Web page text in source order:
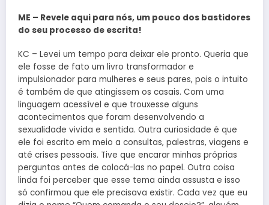
ME – Revele aqui para nós, um pouco dos bastidores
do seu processo de escrita!
KC – Levei um tempo para deixar ele pronto. Queria que
ele fosse de fato um livro transformador e
impulsionador para mulheres e seus pares, pois o intuito
é também de que atingissem os casais. Com uma
linguagem acessível e que trouxesse alguns
acontecimentos que foram desenvolvendo a
sexualidade vivida e sentida. Outra curiosidade é que
ele foi escrito em meio a consultas, palestras, viagens e
até crises pessoais. Tive que encarar minhas próprias
perguntas antes de colocá-las no papel. Outra coisa
linda foi perceber que esse tema ainda assusta e isso
só confirmou que ele precisava existir. Cada vez que eu